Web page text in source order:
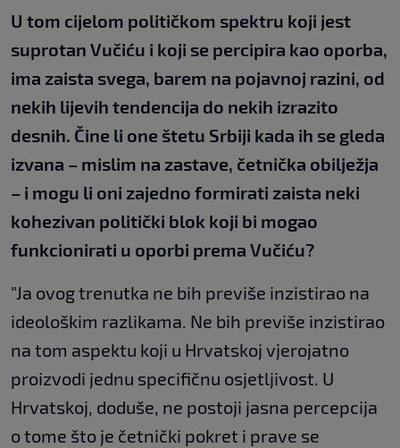
U tom cijelom političkom spektru koji jest
suprotan Vučiću i koji se percipira kao oporba,
ima zaista svega, barem na pojavnoj razini, od
nekih lijevih tendencija do nekih izrazito
desnih. Čine li one štetu Srbiji kada ih se gleda
izvana – mislim na zastave, četnička obilježja
– i mogu li oni zajedno formirati zaista neki
kohezivan politički blok koji bi mogao
funkcionirati u oporbi prema Vučiću?
"Ja ovog trenutka ne bih previše inzistirao na
ideološkim razlikama. Ne bih previše inzistirao
na tom aspektu koji u Hrvatskoj vjerojatno
proizvodi jednu specifičnu osjetljivost. U
Hrvatskoj, doduše, ne postoji jasna percepcija
o tome što je četnički pokret i prave se